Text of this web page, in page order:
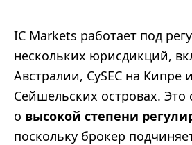
IC Markets работает под
нескольких юрисдикций,
Австралии, CySEC на Кипре
Сейшельских островах. Это
о высокой степени
поскольку брокер